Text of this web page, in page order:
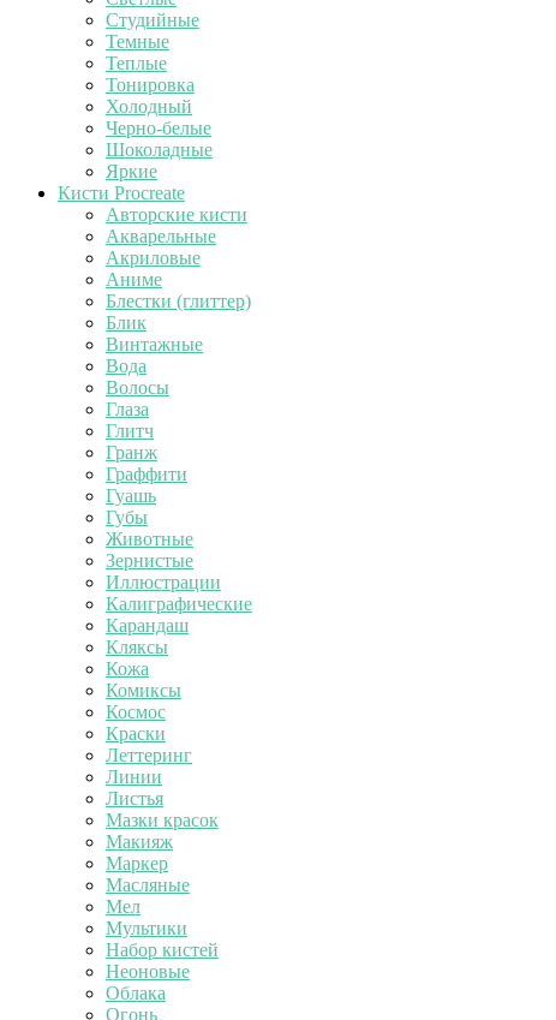
Студийные
Темные
Теплые
Тонировка
Холодный
Черно-белые
Шоколадные
Яркие
Кисти Procreate
Авторские кисти
Акварельные
Акриловые
Аниме
Блестки (глиттер)
Блик
Винтажные
Вода
Волосы
Глаза
Глитч
Гранж
Граффити
Гуашь
Губы
Животные
Зернистые
Иллюстрации
Калиграфические
Карандаш
Кляксы
Кожа
Комиксы
Космос
Краски
Леттеринг
Линии
Листья
Мазки красок
Макияж
Маркер
Масляные
Мел
Мультики
Набор кистей
Неоновые
Облака
Огонь